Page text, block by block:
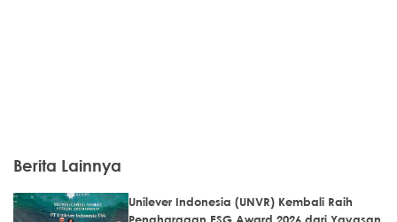
Berita Lainnya
Unilever Indonesia (UNVR) Kembali Raih